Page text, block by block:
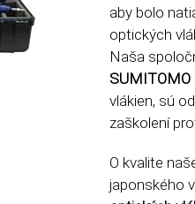
aby bolo
optických
Naša
SUMITOMO
vlákien, sú
zaškolení
O kvalite
japonského